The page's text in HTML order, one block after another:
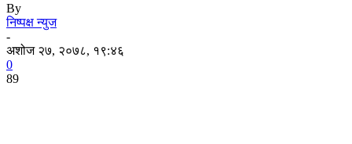
By
निष्पक्ष न्युज
-
अशोज २७, २०७८, १९:४६
0
89